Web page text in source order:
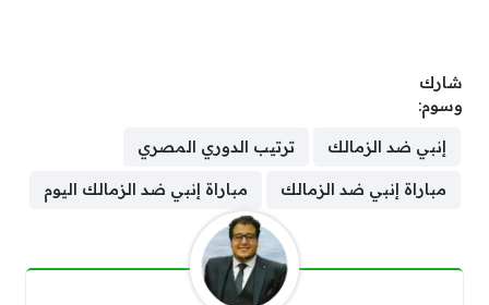
شارك
وسوم:
إنبي ضد الزمالك ترتيب الدوري المصري
مباراة إنبي ضد الزمالك مباراة إنبي ضد الزمالك اليوم